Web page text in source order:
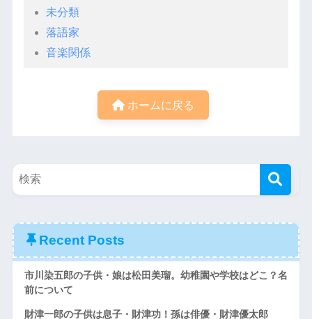
未分類
落語家
音楽関係
ホームに戻る
Recent Posts
市川染五郎の子供・娘は松田美瑠。幼稚園や学校はどこ？名
前について
財津一郎の子供は息子・財津功！孫は俳優・財津優太郎